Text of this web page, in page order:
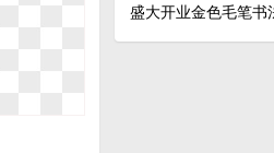
盛大开业金色毛笔书